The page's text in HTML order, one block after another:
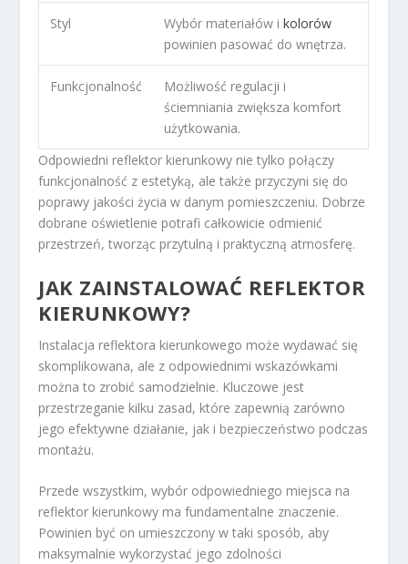
Styl Wybór materiałów ikolorów
powinien pasować do wnętrza.
Funkcjonalność
Możliwość regulacji i
ściemniania zwiększa komfort
użytkowania.
Odpowiedni reflektor kierunkowy nie tylko połączy
funkcjonalność z estetyką, ale także przyczyni się do
poprawy jakości życia w danym pomieszczeniu. Dobrze
dobrane oświetlenie potrafi całkowicie odmienić
przestrzeń, tworząc przytulną i praktyczną atmosferę.
JAK ZAINSTALOWAĆ REFLEKTOR
KIERUNKOWY?
Instalacja reflektora kierunkowego może wydawać się
skomplikowana, ale z odpowiednimi wskazówkami
można to zrobić samodzielnie. Kluczowe jest
przestrzeganie kilku zasad, które zapewnią zarówno
jego efektywne działanie, jak i bezpieczeństwo podczas
montażu.
Przede wszystkim, wybór odpowiedniego miejsca na
reflektor kierunkowy ma fundamentalne znaczenie.
Powinien być on umieszczony w taki sposób, aby
maksymalnie wykorzystać jego zdolności